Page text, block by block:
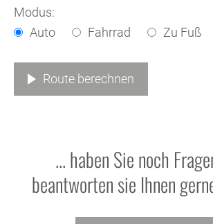
Modus:
Auto
Fahrrad Zu Fuß
Route berechnen
... haben Sie noch
beantworten sie Ihnen